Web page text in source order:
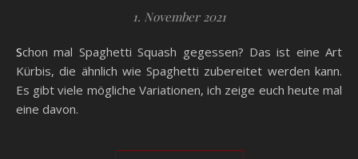
1. November 2021
Schon mal Spaghetti Squash gegessen? Das ist eine Art
Kürbis, die ähnlich wie Spaghetti zubereitet werden kann.
Es gibt viele mögliche Variationen, ich zeige euch heute mal
eine davon.